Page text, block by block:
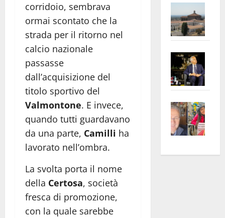
corridoio, sembrava
ormai scontato che la
strada per il ritorno nel
calcio nazionale
passasse
dall’acquisizione del
titolo sportivo del
Valmontone. E invece,
quando tutti guardavano
da una parte, Camilli ha
lavorato nell’ombra.
La svolta porta il nome
della Certosa, società
fresca di promozione,
con la quale sarebbe
euro
apre